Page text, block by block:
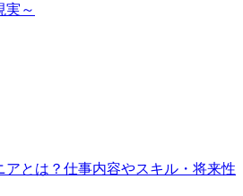
実～
とは？仕事内容やスキル・将来性